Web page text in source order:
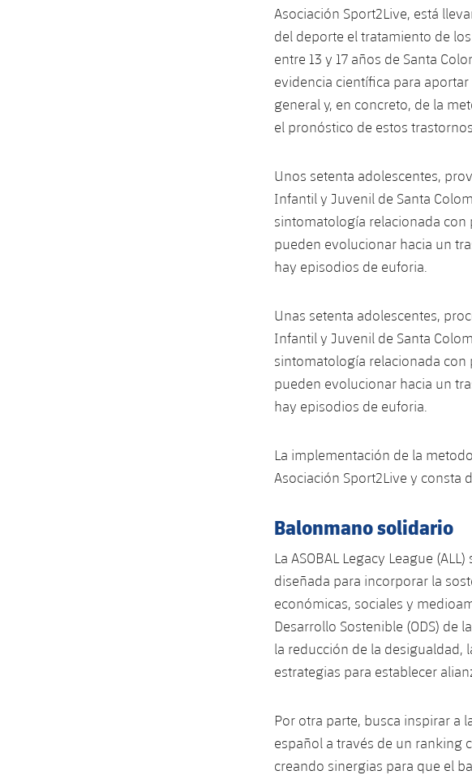
Asociación Sport2Live, está
del deporte el tratamiento de
entre 13 y 17 años de Santa
evidencia científica para
general y, en concreto, de la
el pronóstico de estos trastornos.
Unos setenta adolescentes,
Infantil y Juvenil de Santa
sintomatología relacionada con
pueden evolucionar hacia un
hay episodios de euforia.
Unas setenta adolescentes,
Infantil y Juvenil de Santa
sintomatología relacionada con
pueden evolucionar hacia un
hay episodios de euforia.
La implementación de la
Asociación Sport2Live y consta
Balonmano solidario
La ASOBAL Legacy League
diseñada para incorporar la
económicas, sociales y
Desarrollo Sostenible (ODS) de
la reducción de la desigualdad,
estrategias para establecer
Por otra parte, busca inspirar a
español a través de un ranking
creando sinergias para que el